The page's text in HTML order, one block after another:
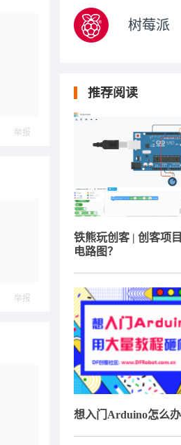
举报
举报
树莓派
推荐阅读
铁熊玩创客 | 创客项
电路图？
想入门Arduino怎么办